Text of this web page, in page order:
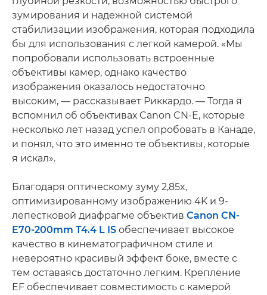
зумирования и надежной системой
стабилизации изображения, которая подходила
бы для использования с легкой камерой. «Мы
попробовали использовать встроенные
объективы камер, однако качество
изображения оказалось недостаточно
высоким, — рассказывает Риккардо. — Тогда я
вспомнил об объективах Canon CN-E, которые
несколько лет назад успел опробовать в Канаде,
и понял, что это именно те объективы, которые
я искал».
Благодаря оптическому зуму 2,85x,
оптимизированному изображению 4K и 9-
лепестковой диафрагме объектив Canon CN-
E70-200mm T4.4 L IS обеспечивает высокое
качество в кинематографичном стиле и
невероятно красивый эффект боке, вместе с
тем оставаясь достаточно легким. Крепление
EF обеспечивает совместимость с камерой